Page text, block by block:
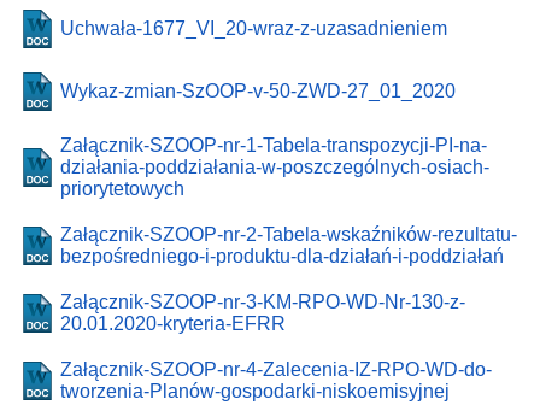
Uchwała-1677_VI_20-wraz-z-uzasadnieniem
Wykaz-zmian-SzOOP-v-50-ZWD-27_01_2020
Załącznik-SZOOP-nr-1-Tabela-transpozycji-PI-na-
działania-poddziałania-w-poszczególnych-osiach-
priorytetowych
Załącznik-SZOOP-nr-2-Tabela-wskaźników-rezultatu-
bezpośredniego-i-produktu-dla-działań-i-poddziałań
Załącznik-SZOOP-nr-3-KM-RPO-WD-Nr-130-z-
20.01.2020-kryteria-EFRR
Załącznik-SZOOP-nr-4-Zalecenia-IZ-RPO-WD-do-
tworzenia-Planów-gospodarki-niskoemisyjnej